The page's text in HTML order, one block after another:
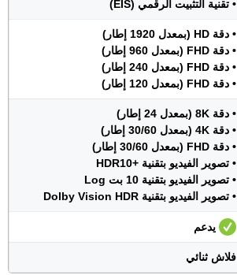
• تقنية التثبيت الرقمي (EIS)
• دقة HD (بمعدل 1920 إطار)
• دقة FHD (بمعدل 960 إطار)
• دقة FHD (بمعدل 240 إطار)
• دقة FHD (بمعدل 120 إطار)
• دقة 8K (بمعدل 24 إطار)
• دقة 4K (بمعدل 30/60 إطار)
• دقة FHD (بمعدل 30/60 إطار)
• تصوير الفيديو بتقنية +HDR10
• تصوير الفيديو بتقنية 10 بت Log
• تصوير الفيديو بتقنية Dolby Vision HDR
يدعم
فلاش ثنائي